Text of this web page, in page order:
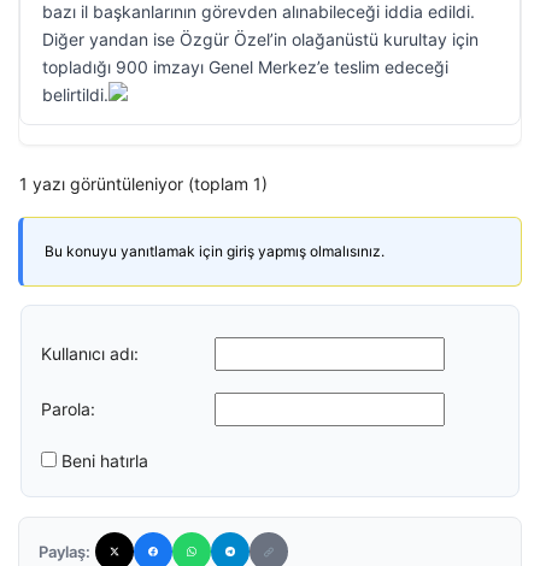
bazı il başkanlarının görevden alınabileceği iddia edildi.
Diğer yandan ise Özgür Özel’in olağanüstü kurultay için
topladığı 900 imzayı Genel Merkez’e teslim edeceği
belirtildi.
1 yazı görüntüleniyor (toplam 1)
Bu konuyu yanıtlamak için giriş yapmış olmalısınız.
Kullanıcı adı:
Parola:
Beni hatırla
Paylaş: